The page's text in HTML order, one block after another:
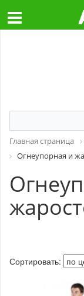
Главная страница
Огнеупорная и
Сортировать: